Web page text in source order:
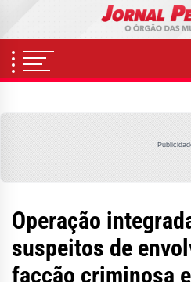
content
Operação
suspeitos de
facção criminosa